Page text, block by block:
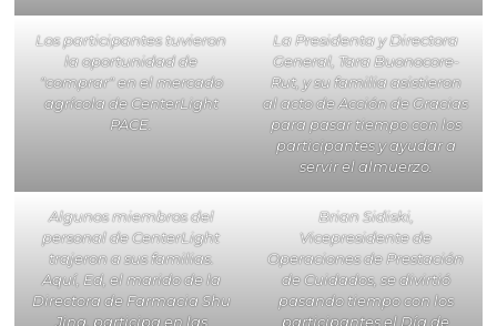
Los participantes tuvieron
la oportunidad de
"comprar" en el mercado
agrícola de CenterLight
PACE.
La Presidenta y Directora
General, Tara Buonocore-
Rut, y su familia asistieron
al acto de Acción de Gracias
para pasar tiempo con los
participantes y ayudar a
servir el almuerzo.
Algunos miembros del
personal de CenterLight
trajeron a sus familias.
Aquí, Ed, el marido de la
Directora de Farmacia Shu
Jing, participa en las
Brian Sidiski,
Vicepresidente de
Operaciones de Prestación
de Cuidados, se divirtió
pasando tiempo con los
participantes el Día de